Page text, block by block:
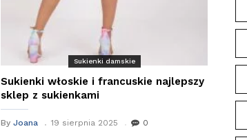
Sukienki damskie
Sukienki włoskie i francuskie najlepszy
sklep z sukienkami
By Joana 19 sierpnia 2025 0